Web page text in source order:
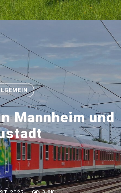
Mannheim und